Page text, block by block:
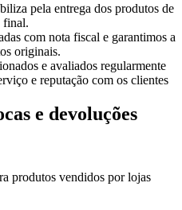
pela entrega dos produtos de
final.
com nota fiscal e garantimos a
originais.
e avaliados regularmente
e reputação com os clientes
e devoluções
produtos vendidos por lojas